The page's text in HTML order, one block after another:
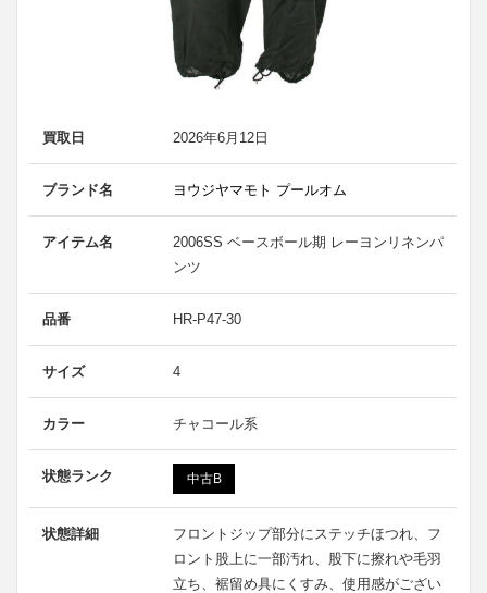
買取日 2026年6月12日
ブランド名 ヨウジヤマモト プールオム
アイテム名
2006SS ベースボール期 レーヨンリネンパ
ンツ
品番 HR-P47-30
サイズ 4
カラー チャコール系
状態ランク 中古B
状態詳細
フロントジップ部分にステッチほつれ、フ
ロント股上に一部汚れ、股下に擦れや毛羽
立ち、裾留め具にくすみ、使用感がござい